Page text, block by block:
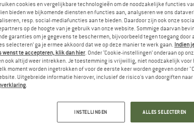
cookies en vergelijkbare technologieën om de noodzakelijke functies
bieden we bijkomende diensten en functies aan, analyseren we ons
resp. social-mediafuncties aan te bieden. Daardoor zijn ook onze
op de hoogte van je gebruik van onze website. Sommige daarvan
garanties om je gegevens te beschermen, bijvoorbeeld tegen toegang
selecteren’ ga je ermee akkoord dat we op deze manier te werk gaan. Indien
wenst te accepteren, klik dan hier . Onder ‘Cookie-instellingen’ onderaan op
ook altijd weer intrekken. Je toestemming is vrijwillig, niet noodzakelijk voor
moment worden ingetrokken of voor de eerste keer worden gegeven onder
Uitgebreide informatie hierover, inclusief de risico's van doorgiften naar
INSTELLINGEN ALLES SELECTEREN